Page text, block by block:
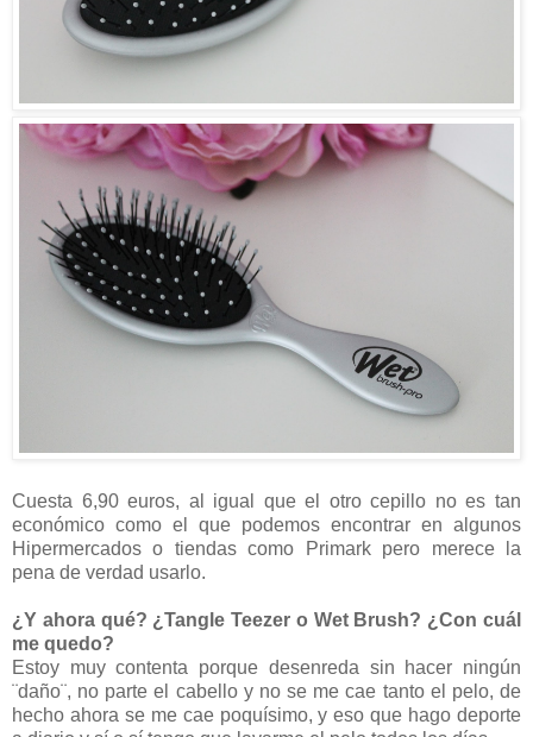
Cuesta 6,90 euros, al igual que el otro cepillo no es tan
económico como el que podemos encontrar en algunos
Hipermercados o tiendas como Primark pero merece la
pena de verdad usarlo.
¿Y ahora qué? ¿Tangle Teezer o Wet Brush? ¿Con cuál
me quedo?
Estoy muy contenta porque desenreda sin hacer ningún
¨daño¨, no parte el cabello y no se me cae tanto el pelo, de
hecho ahora se me cae poquísimo, y eso que hago deporte